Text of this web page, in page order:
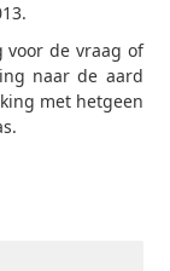
de vraag of
naar de aard
met hetgeen